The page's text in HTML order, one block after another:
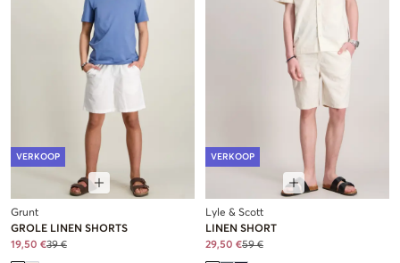
VERKOOP
Grunt
GROLE LINEN SHORTS
19,50 €39 €
VERKOOP
Lyle & Scott
LINEN SHORT
29,50 €59 €